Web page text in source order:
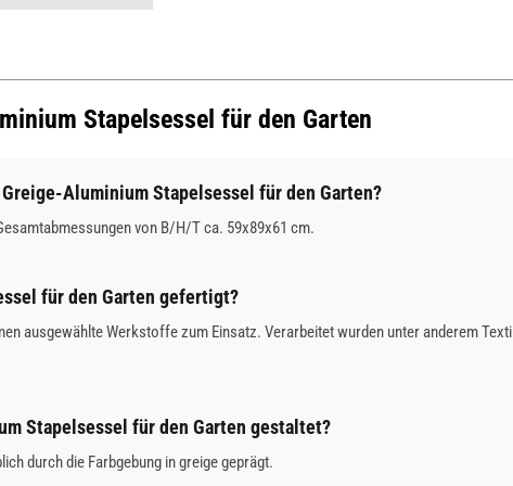
Stapelsessel für den Garten
Aluminium Stapelsessel für den Garten?
von B/H/T ca. 59x89x61 cm.
für den Garten gefertigt?
ausgewählte Werkstoffe zum Einsatz. Verarbeitet wurden unter anderem
Stapelsessel für den Garten gestaltet?
durch die Farbgebung in greige geprägt.